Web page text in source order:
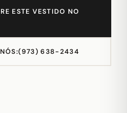
ESTE VESTIDO NO
(973) 638-2434